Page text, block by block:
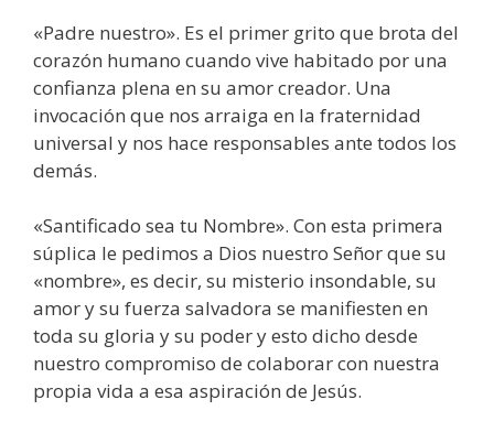
«Padre nuestro». Es el primer grito que brota del
corazón hu­mano cuando vive habitado por una
confianza plena en su amor creador. Una
invocación que nos arraiga en la fraternidad
universal y nos hace responsables ante todos los
demás.
«Santificado sea tu Nombre». Con esta primera
súplica le pedimos a Dios nuestro Señor que su
«nombre», es decir, su misterio insonda­ble, su
amor y su fuerza salvadora se manifiesten en
toda su glo­ria y su poder y esto dicho desde
nuestro compromiso de colaborar con nuestra
propia vida a esa aspira­ción de Jesús.